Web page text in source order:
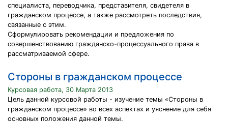
специалиста, переводчика, представителя, свидетеля в
гражданском процессе, а также рассмотреть последствия,
связанные с этим.
Сформулировать рекомендации и предложения по
совершенствованию гражданско-процессуального права в
рассматриваемой сфере.
Стороны в гражданском процессе
Курсовая работа, 30 Марта 2013
Цель данной курсовой работы - изучение темы «Стороны в
гражданском процессе» во всех аспектах и уяснение для себя
основных положения данной темы.